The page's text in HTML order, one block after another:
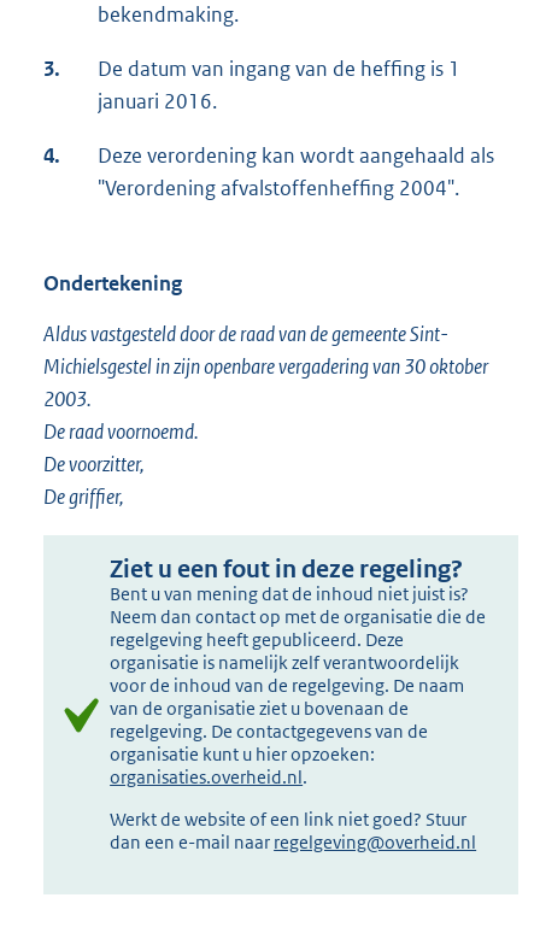
bekendmaking.
3.
De datum van ingang van de heffing is 1
januari 2016.
4.
Deze verordening kan wordt aangehaald als
"Verordening afvalstoffenheffing 2004".
Ondertekening
Aldus vastgesteld door de raad van de gemeente Sint-
Michielsgestel in zijn openbare vergadering van 30 oktober
2003.
De raad voornoemd.
De voorzitter,
De griffier,
Ziet u een fout in deze regeling?
Bent u van mening dat de inhoud niet juist is?
Neem dan contact op met de organisatie die de
regelgeving heeft gepubliceerd. Deze
organisatie is namelijk zelf verantwoordelijk
voor de inhoud van de regelgeving. De naam
van de organisatie ziet u bovenaan de
regelgeving. De contactgegevens van de
organisatie kunt u hier opzoeken:
organisaties.overheid.nl.
Werkt de website of een link niet goed? Stuur
dan een e-mail naar regelgeving@overheid.nl